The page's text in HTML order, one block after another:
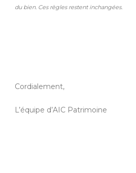
du bien. Ces règles restent inchangées.
Cordialement,
L’équipe d’AIC Patrimoine